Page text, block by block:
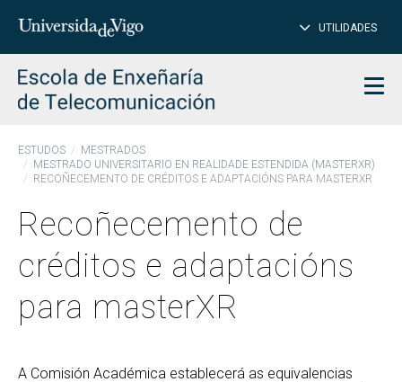
Introduce
para
buscar
UTILIDADES
ESTUDOS
MESTRADOS
MESTRADO UNIVERSITARIO EN REALIDADE ESTENDIDA (MASTERXR)
RECOÑECEMENTO DE CRÉDITOS E ADAPTACIÓNS PARA MASTERXR
Recoñecemento de
créditos e adaptacións
para masterXR
A Comisión Académica establecerá as equivalencias